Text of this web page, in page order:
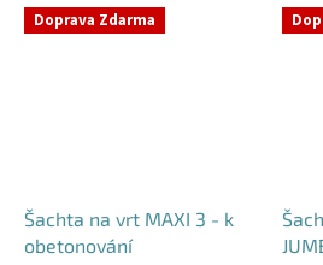
komunikace nebo do míst...
Doprava Zdarma
Šachta na vrt MAXI 3 - k
obetonování